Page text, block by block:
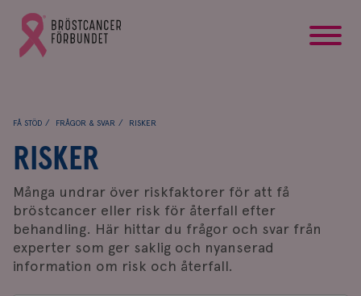
Gå
till
Bröstcancerförbundets
FÅ STÖD FRÅGOR & SVAR RISKER
RISKER
Många undrar över riskfaktorer för att få
bröstcancer eller risk för återfall efter
behandling. Här hittar du frågor och svar från
experter som ger saklig och nyanserad
information om risk och återfall.